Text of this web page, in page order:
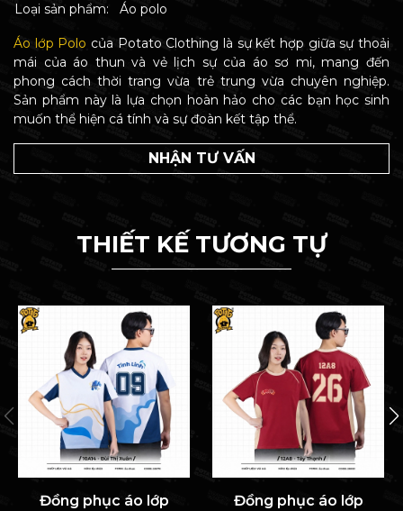
Loại sản phẩm: Áo polo
Áo lớp Polo của Potato Clothing là sự kết hợp giữa sự thoải
mái của áo thun và vẻ lịch sự của áo sơ mi, mang đến
phong cách thời trang vừa trẻ trung vừa chuyên nghiệp.
Sản phẩm này là lựa chọn hoàn hảo cho các bạn học sinh
muốn thể hiện cá tính và sự đoàn kết tập thể.
NHẬN TƯ VẤN
THIẾT KẾ TƯƠNG TỰ
Đồng phục áo lớp
Đồng phục áo lớp